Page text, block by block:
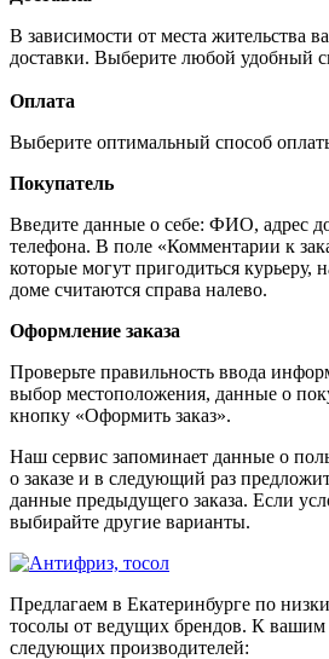
В зависимости от места жительства
доставки. Выберите любой удобный
Оплата
Выберите оптимальный способ
Покупатель
Введите данные о себе: ФИО, адрес
телефона. В поле «Комментарии к
которые могут пригодиться курьеру,
доме считаются справа налево.
Оформление заказа
Проверьте правильность ввода
выбор местоположения, данные о
кнопку «Оформить заказ».
Наш сервис запоминает данные о
о заказе и в следующий раз
данные предыдущего заказа. Если
выбирайте другие варианты.
Предлагаем в Екатеринбурге по
тосолы от ведущих брендов. К вашим
следующих производителей: